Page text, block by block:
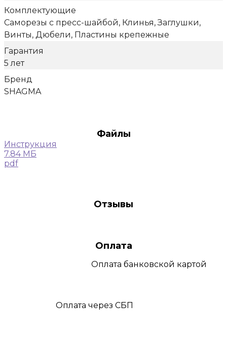
Комплектующие
Саморезы с пресс-шайбой, Клинья, Заглушки,
Винты, Дюбели, Пластины крепежные
Гарантия
5 лет
Бренд
SHAGMA
Файлы
Инструкция
7.84 МБ
pdf
Отзывы
Оплата
Оплата банковской картой
Оплата через СБП